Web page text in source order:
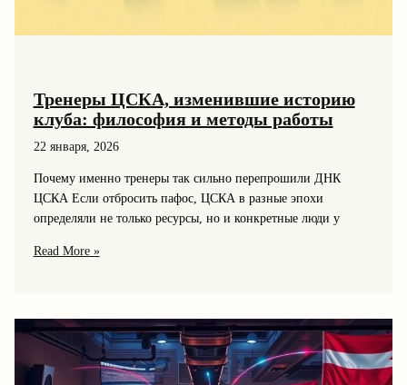
Тренеры ЦСКА, изменившие историю
клуба: философия и методы работы
22 января, 2026
Почему именно тренеры так сильно перепрошили ДНК
ЦСКА Если отбросить пафос, ЦСКА в разные эпохи
определяли не только ресурсы, но и конкретные люди у
Тренеры
клуба:
философия
и
Read More »